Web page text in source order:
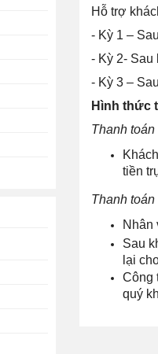
Hỗ trợ
- Kỳ 1 –
- Kỳ 2- Sau
- Kỳ 3 –
Hình thức
Thanh
tiền
Thanh
Nhân
Sau
lại
Công
quý